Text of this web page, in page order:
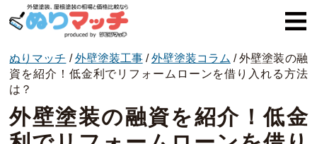
ぬりマッチとは
オススメ企業
費用と相場
ぬりマッチ /外壁塗装工事/外壁塗装コラム /外壁塗装の融
資を紹介！低金利でリフォームローンを借り入れる方法
は？
外壁塗装の融資を紹介！低金